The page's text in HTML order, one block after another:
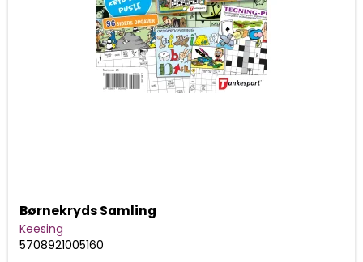
Børnekryds Samling
Keesing
5708921005160